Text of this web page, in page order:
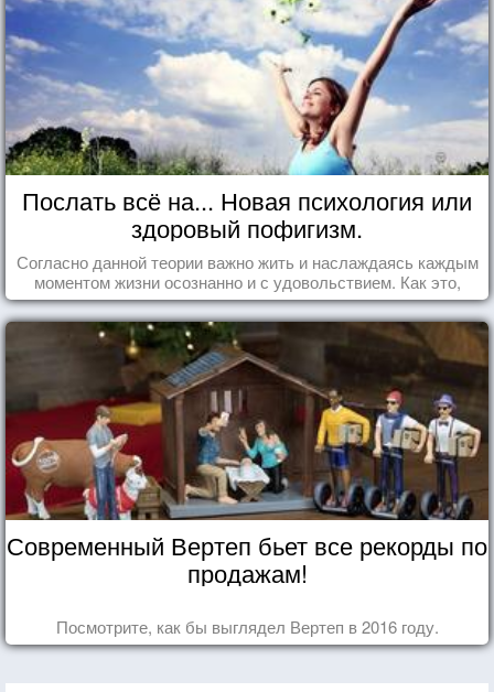
Послать всё на... Новая психология или
здоровый пофигизм.
Согласно данной теории важно жить и наслаждаясь каждым
моментом жизни осознанно и с удовольствием. Как это,
попробуем разобраться на реальных примерах.
Современный Вертеп бьет все рекорды по
продажам!
Посмотрите, как бы выглядел Вертеп в 2016 году.